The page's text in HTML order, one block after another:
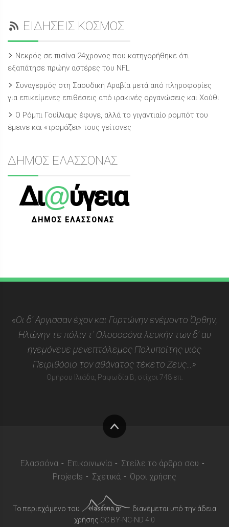
ΕΙΔΗΣΕΙΣ ΚΟΣΜΟΣ
Νεκρός σε πισίνα 24χρονος που κατηγορήθηκε ότι
εξαπάτησε πρώην αστέρες του NFL
Συναγερμός στη Σαουδική Αραβία μετά από πληροφορίες
για επικείμενες επιθέσεις από ιρακινές οργανώσεις και Χούθι
Ο Ρόμπι Γουίλιαμς έφυγε, αλλά το γιγαντιαίο ρομπότ του
έμεινε και «τρομάζει» τους γείτονες
ΔΗΜΟΣ ΕΛΑΣΣΟΝΑΣ
Δι@ύγεια
ΔΗΜΟΣ ΕΛΑΣΣΟΝΑΣ
«Οι δ’ Αργισσαν έχον και Γυρτώνην ενέμοντο Όρθην,
Ηλώνην τε πόλιν τ’ Ολοοσσόνα λευκήν των δ’ αυ
ηγεμόνευε μενεπτόλεμος Πολυποίτης υιός
Πειριθόοιο τον αθάνατος τέκετο Ζευς…»
Ομήρου Ιλιάδα, Ραψωδία Β, στίχοι 748 επ.
Ελασσόνα Επικοινωνία
Στείλε το άρθρο σου
Projects
Σχετικά Όροι χρήσης
Το περιεχόμενο του
διανέμεται υπό την άδεια
χρήσης CC BY-NC-ND 4.0